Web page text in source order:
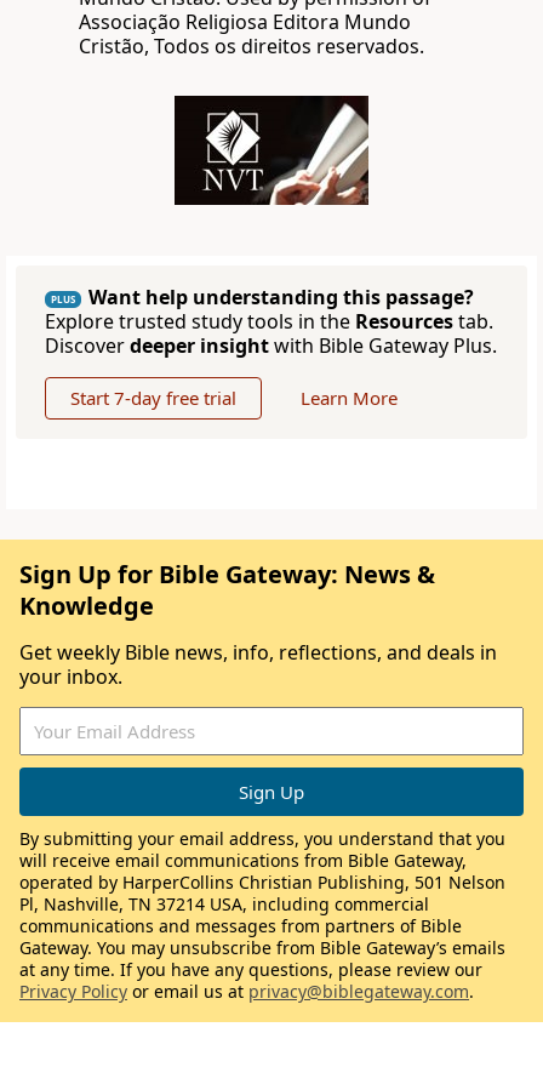
Associação Religiosa Editora Mundo
Cristão, Todos os direitos reservados.
PLUS
Want help understanding this passage?
Explore trusted study tools in the Resourcestab.
Discoverdeeper insightwith Bible Gateway Plus.
Start 7-day free trial Learn More
Sign Up for Bible Gateway: News &
Knowledge
Get weekly Bible news, info, reflections, and deals in
your inbox.
By submitting your email address, you understand that you
will receive email communications from Bible Gateway,
operated by HarperCollins Christian Publishing, 501 Nelson
Pl, Nashville, TN 37214 USA, including commercial
communications and messages from partners of Bible
Gateway. You may unsubscribe from Bible Gateway’s emails
at any time. If you have any questions, please review our
Privacy Policy or email us at privacy@biblegateway.com.